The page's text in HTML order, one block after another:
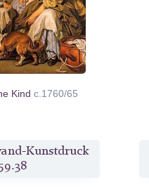
Kindc.1760/65
Kunstdruck